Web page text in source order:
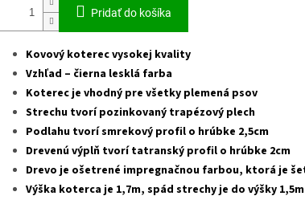
Pridať do košíka
Kovový koterec vysokej kvality
Vzhľad – čierna lesklá farba
Koterec je vhodný pre všetky plemená psov
Strechu tvorí pozinkovaný trapézový plech
Podlahu tvorí smrekový profil o hrúbke 2,5cm
Drevenú výplň tvorí tatranský profil o hrúbke 2cm
Drevo je ošetrené impregnačnou farbou, ktorá je
Výška koterca je 1,7m, spád strechy je do výšky 1,5m